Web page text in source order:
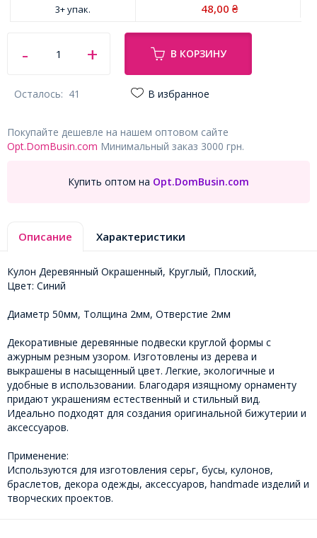
3+ упак. 48,00 ₴
В КОРЗИНУ
Осталось: 41 В избранное
Покупайте дешевле на нашем оптовом сайте
Opt.DomBusin.com Минимальный заказ 3000 грн.
Купить оптом на Opt.DomBusin.com
Описание Характеристики
Кулон Деревянный Окрашенный, Круглый, Плоский,
Цвет: Синий
Диаметр 50мм, Толщина 2мм, Отверстие 2мм
Декоративные деревянные подвески круглой формы с
ажурным резным узором. Изготовлены из дерева и
выкрашены в насыщенный цвет. Легкие, экологичные и
удобные в использовании. Благодаря изящному орнаменту
придают украшениям естественный и стильный вид.
Идеально подходят для создания оригинальной бижутерии и
аксессуаров.
Применение:
Используются для изготовления серьг, бусы, кулонов,
браслетов, декора одежды, аксессуаров, handmade изделий и
творческих проектов.